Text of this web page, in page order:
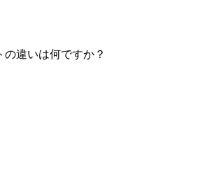
の違いは何ですか？